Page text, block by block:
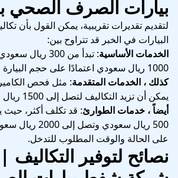
بيارات الصرف الصحي
لتقديم تقديرات تقريبية، يمكن القول بأن
البيارات في الخبر قد تتراوح بين:
الخدمات الأساسية
: تبدأ من 300
1000 ريال سعودي اعتمادًا على حجم البيارة والمسافة.
كذلك ، الخدمات المتقدمة: مثل فحص
يمكن أن تزيد التكاليف لتصل إلى 1500 ريال سعودي أو أكثر.
أيضاً ، خدمات الطوارئ: قد تكلف أكثر، حيث
500 ريال سعودي
على الحالة والوقت المطلوب للتدخل.
نصائح لتوفير التكاليف |